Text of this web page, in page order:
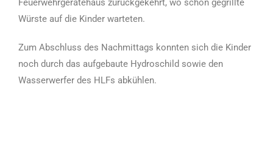
Würste auf die Kinder warteten.
Zum Abschluss des Nachmittags konnten sich die Kinder
noch durch das aufgebaute Hydroschild sowie den
Wasserwerfer des HLFs abkühlen.